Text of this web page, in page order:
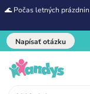
🌊 Počas letných
Napísať otázku